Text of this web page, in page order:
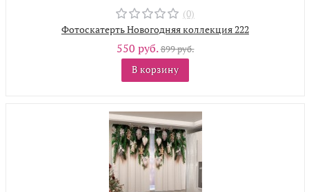
(0)
Фотоскатерть Новогодняя коллекция 222
550 руб.899 руб.
В корзину